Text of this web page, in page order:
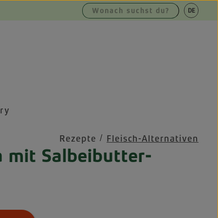
DE |EN
Rezepte / Fleisch-Alternativen
mit Salbeibutter-